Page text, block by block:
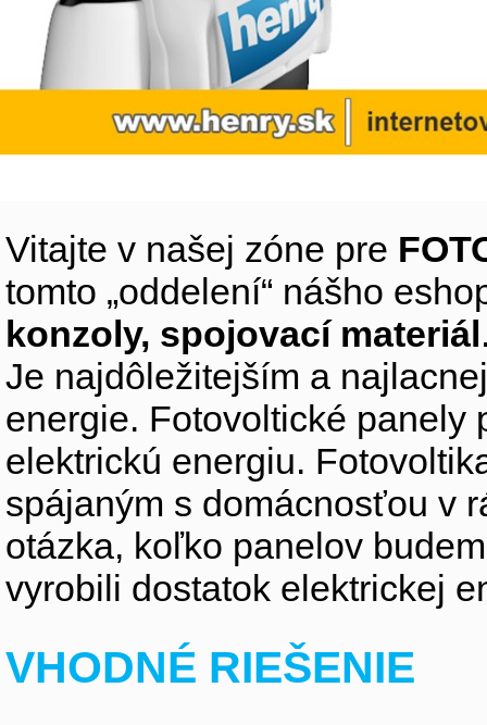
Vitajte v našej zóne pre
tomto „oddelení“ nášho
konzoly, spojovací materiál
Je najdôležitejším a
energie. Fotovoltické panely
elektrickú energiu.
spájaným s domácnosťou v
otázka, koľko panelov
vyrobili dostatok elektrickej
VHODNÉ RIEŠENIE